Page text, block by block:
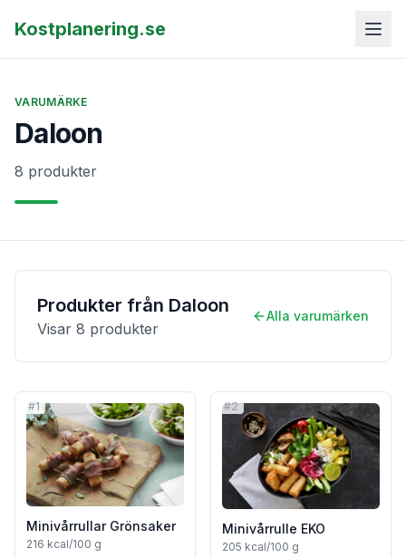
Kostplanering.se
VARUMÄRKE
Daloon
8 produkter
Produkter från Daloon
Visar 8 produkter
Alla varumärken
#1
Minivårrullar Grönsaker
216 kcal/100 g
#2
Minivårrulle EKO
205 kcal/100 g